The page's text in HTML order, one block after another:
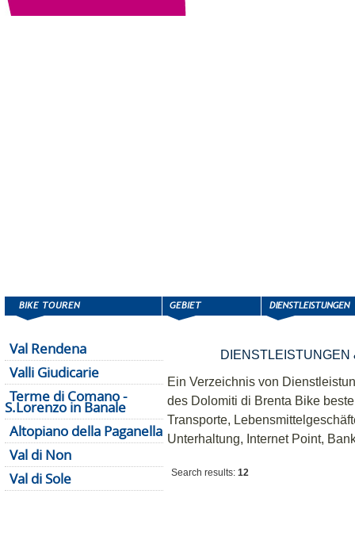
Val Rendena
Valli Giudicarie
Terme di Comano -
S.Lorenzo in Banale
Altopiano della Paganella
Val di Non
Val di Sole
Ein Verzeichnis von
des Dolomiti di Brenta Bike
Transporte,
Unterhaltung, Internet Point,
Search results: 12